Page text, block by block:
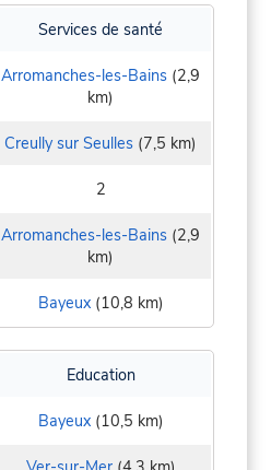
Services de santé
Arromanches-les-Bains (2,9
km)
Creully sur Seulles (7,5 km)
2
Arromanches-les-Bains (2,9
km)
Bayeux(10,8 km)
Education
Bayeux(10,5 km)